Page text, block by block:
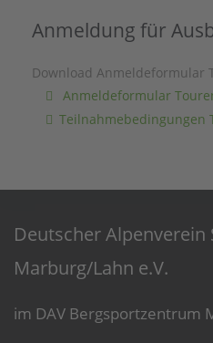
Anmeldung für
Download Anmeldeformular
Anmeldeformular
Teilnahmebedingungen
Deutscher Alpenverein
Marburg/Lahn e.V.
im DAV Bergsportzentrum